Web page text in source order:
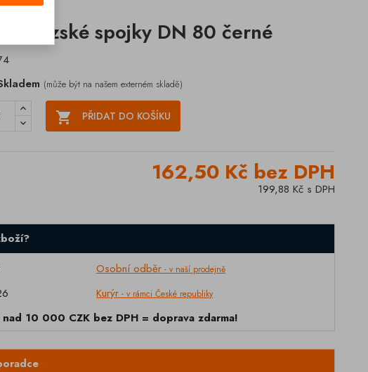
spojky DN 80 černé
(může být na našem externém skladě)
 PŘIDAT DO KOŠÍKU
162,50 Kč bez DPH
199,88 Kč s DPH
Osobní odběr - v naší prodejně
Kurýr - v rámci České republiky
10 000 CZK bez DPH = doprava zdarma!